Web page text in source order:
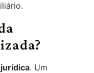
. Um